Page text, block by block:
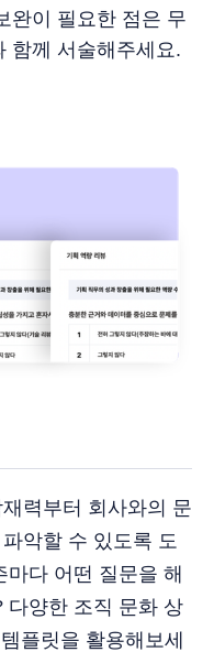
완이 필요한 점은 무
함께 서술해주세요.
력부터 회사와의 문
악할 수 있도록 도
마다 어떤 질문을 해
다양한 조직 문화 상
플릿을 활용해보세